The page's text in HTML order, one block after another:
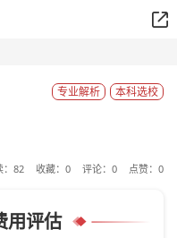
本科选校
专业解析
82 收藏： 0 评论： 0 点赞： 0
用评估